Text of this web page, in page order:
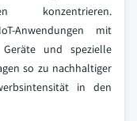
konzentrieren.
Anwendungen mit
Geräte und spezielle
so zu nachhaltiger
in den